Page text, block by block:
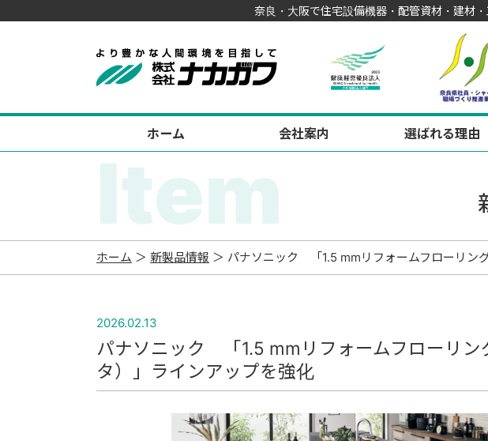
奈良・大阪で住宅設備機器・配管資材・建材
ホーム 会社案内 選ばれる理由
Item
ホーム ＞ 新製品情報 ＞ パナソニック 「1.5 mmリフォームフローリン
2026.02.13
パナソニック 「1.5 mmリフォームフローリン
タ）」ラインアップを強化